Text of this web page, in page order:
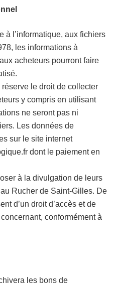
à l’informatique, aux fichiers
les informations à
acheteurs pourront faire
le droit de collecter
y compris en utilisant
ne seront pas ni
Les données de
sur le site internet
dont le paiement en
à la divulgation de leurs
Rucher de Saint-Gilles. De
d’un droit d’accès et de
conformément à
les bons de